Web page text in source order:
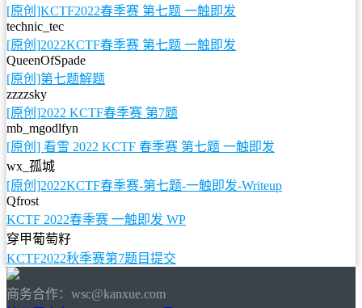
[原创]KCTF2022春季赛 第七题 一触即发
technic_tec
[原创]2022KCTF春季赛 第七题 一触即发
QueenOfSpade
[原创]第七题解题
zzzzsky
[原创]2022 KCTF春季赛 第7题
mb_mgodlfyn
[原创] 看雪 2022 KCTF 春季赛 第七题 一触即发
wx_孤城
[原创]2022KCTF春季赛-第七题-一触即发-Writeup
Qfrost
KCTF 2022春季赛 一触即发 WP
穿甲葡萄籽
KCTF2022秋季赛第7题目提交
商务合作：wsc@kanxue.com